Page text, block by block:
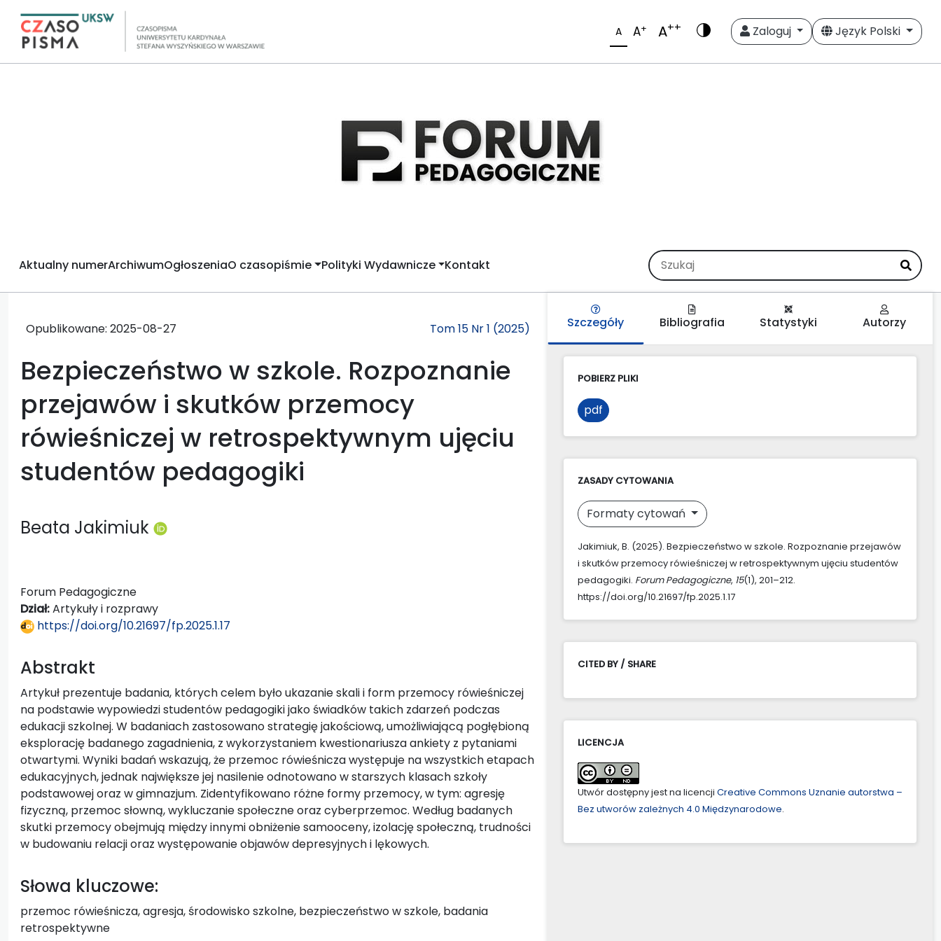
A A+ A++ Zaloguj Język Polski
Aktualny numerArchiwumOgłoszeniaO czasopiśmie Polityki Wydawnicze Kontakt
Opublikowane: 2025-08-27 Tom 15 Nr 1 (2025)
Bezpieczeństwo w szkole. Rozpoznanie
przejawów i skutków przemocy
rówieśniczej w retrospektywnym ujęciu
studentów pedagogiki
Beata Jakimiuk
Forum Pedagogiczne
Dział:Artykuły i rozprawy
https://doi.org/10.21697/fp.2025.1.17
Abstrakt
Artykuł prezentuje badania, których celem było ukazanie skali i form przemocy rówieśniczej
na podstawie wypowiedzi studentów pedagogiki jako świadków takich zdarzeń podczas
edukacji szkolnej. W badaniach zastosowano strategię jakościową, umożliwiającą pogłębioną
eksplorację badanego zagadnienia, z wykorzystaniem kwestionariusza ankiety z pytaniami
otwartymi. Wyniki badań wskazują, że przemoc rówieśnicza występuje na wszystkich etapach
edukacyjnych, jednak największe jej nasilenie odnotowano w starszych klasach szkoły
podstawowej oraz w gimnazjum. Zidentyfikowano różne formy przemocy, w tym: agresję
fizyczną, przemoc słowną, wykluczanie społeczne oraz cyberprzemoc. Według badanych
skutki przemocy obejmują między innymi obniżenie samooceny, izolację społeczną, trudności
w budowaniu relacji oraz występowanie objawów depresyjnych i lękowych.
Słowa kluczowe:
przemoc rówieśnicza, agresja, środowisko szkolne, bezpieczeństwo w szkole, badania
retrospektywne
Szczegóły Bibliografia Statystyki Autorzy
POBIERZ PLIKI
pdf
ZASADY CYTOWANIA
Formaty cytowań
Jakimiuk, B. (2025). Bezpieczeństwo w szkole. Rozpoznanie przejawów
i skutków przemocy rówieśniczej w retrospektywnym ujęciu studentów
pedagogiki. Forum Pedagogiczne, 15(1), 201–212.
https://doi.org/10.21697/fp.2025.1.17
CITED BY / SHARE
LICENCJA
Utwór dostępny jest na licencji Creative Commons Uznanie autorstwa –
Bez utworów zależnych 4.0 Międzynarodowe.